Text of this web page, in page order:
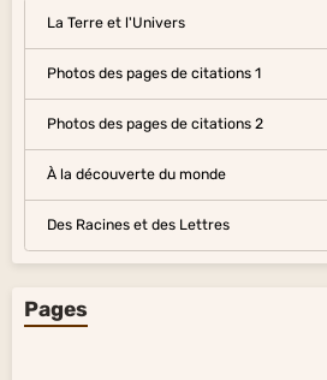
La Terre et l'Univers
Photos des pages de citations 1
Photos des pages de citations 2
À la découverte du monde
Des Racines et des Lettres
Pages